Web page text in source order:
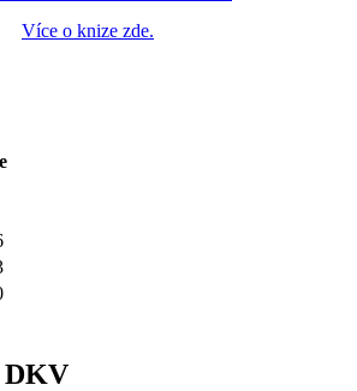
Více o knize zde.
DKV